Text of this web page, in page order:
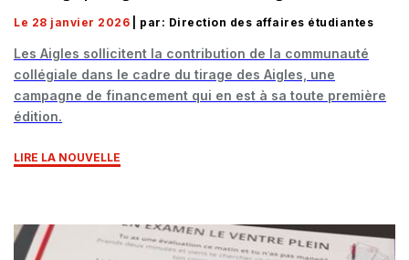
Le 28 janvier 2026 | par: Direction des affaires étudiantes
Les Aigles sollicitent la contribution de la communauté
collégiale dans le cadre du tirage des Aigles, une
campagne de financement qui en est à sa toute première
édition.
LIRE LA NOUVELLE